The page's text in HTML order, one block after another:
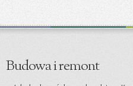
Budowa i remont